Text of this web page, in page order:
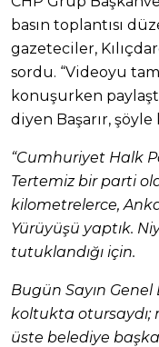
basın toplantısı
gazeteciler,
sordu. “Videoyu
konuşurken
diyen Başarır,
“Cumhuriyet Halk
Tertemiz bir parti
kilometrelerce,
Yürüyüşü yaptık.
tutuklandığı için.
Bugün Sayın
koltukta otursaydı;
üste belediye